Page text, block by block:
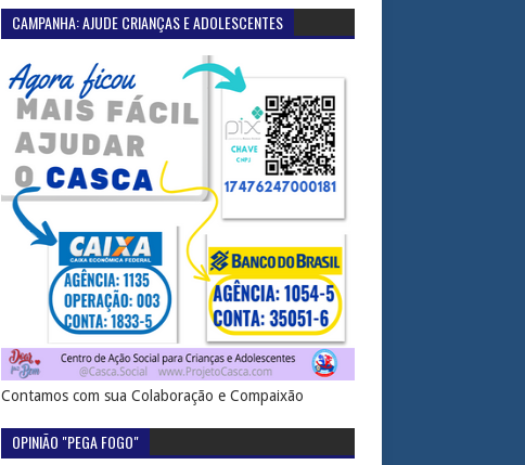
CAMPANHA: AJUDE CRIANÇAS E ADOLESCENTES
Contamos com sua Colaboração e Compaixão
OPINIÃO "PEGA FOGO"